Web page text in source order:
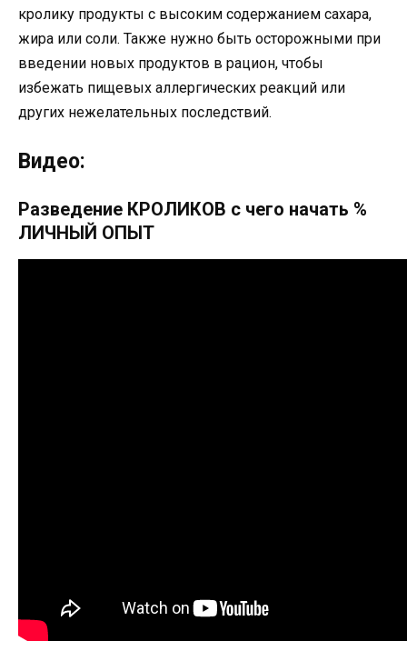
кролику продукты с высоким содержанием сахара,
жира или соли. Также нужно быть осторожными при
введении новых продуктов в рацион, чтобы
избежать пищевых аллергических реакций или
других нежелательных последствий.
Видео:
Разведение КРОЛИКОВ с чего начать %
ЛИЧНЫЙ ОПЫТ